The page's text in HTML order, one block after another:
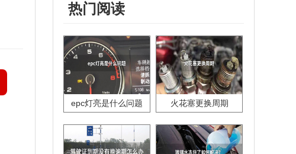
热门阅读
epc灯亮是什么问题 火花塞更换周期